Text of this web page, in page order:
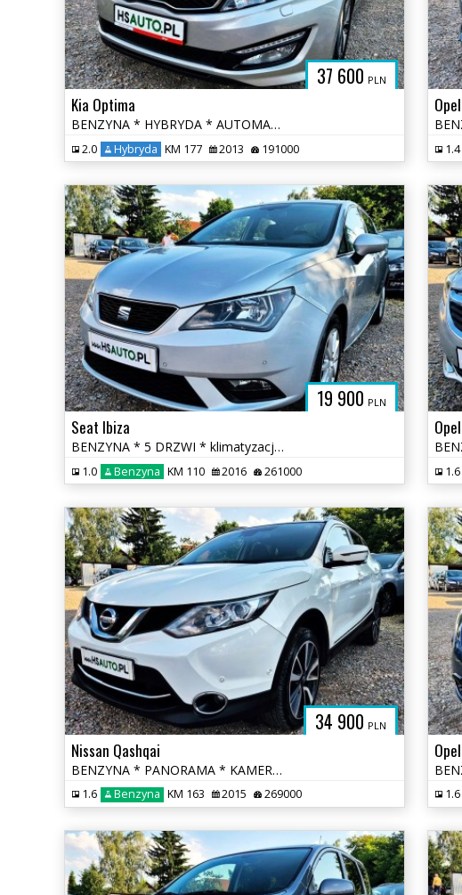
37 600 PLN
Kia Optima
BENZYNA * HYBRYDA * AUTOMAT * atrakcyjny wygląd * super * okazja
2.0 Hybryda KM 177 2013 191000 1.4
19 900 PLN
Seat Ibiza
BENZYNA * 5 DRZWI * klimatyzacja * 2x PDC * super * okazja * POLECAMY
1.0 Benzyna KM 110 2016 261000 1.6
34 900 PLN
Nissan Qashqai
BENZYNA * PANORAMA * KAMERY 360 * super * okazja * polecamy
1.6 Benzyna KM 163 2015 269000 1.6